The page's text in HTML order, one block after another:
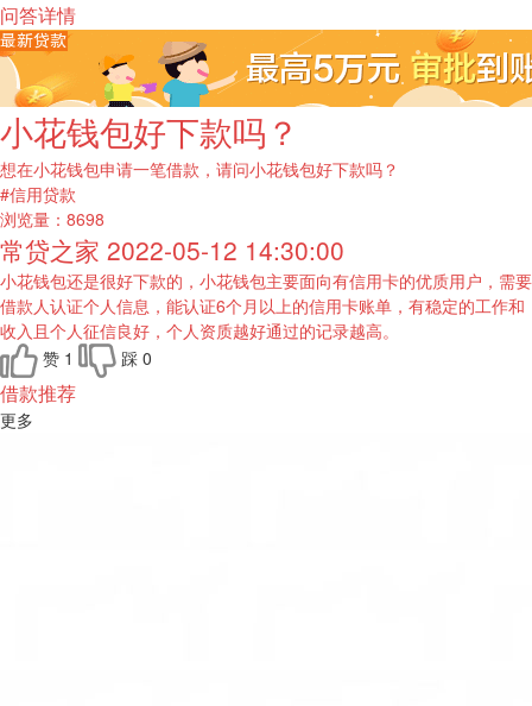
问答详情
小花钱包好下款吗？
想在小花钱包申请一笔借款，请问小花钱包好下款吗？
#信用贷款
浏览量： 8698
常贷之家 2022-05-12 14:30:00
小花钱包还是很好下款的，小花钱包主要面向有信用卡的优质用户，需要
借款人认证个人信息，能认证6个月以上的信用卡账单，有稳定的工作和
收入且个人征信良好，个人资质越好通过的记录越高。
赞 1 踩 0
借款推荐
更多